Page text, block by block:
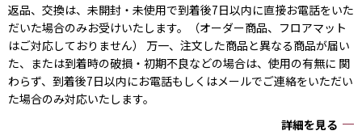
返品、交換は、未開封・未使用で到着後7日以内に直接お電話をいた
だいた場合のみお受けいたします。（オーダー商品、フロアマット
はご対応しておりません） 万一、注文した商品と異なる商品が届い
た、または到着時の破損・初期不良などの場合は、使用の有無に 関
わらず、到着後7日以内にお電話もしくはメールでご連絡をいただい
た場合のみ対応いたします。
詳細を見る